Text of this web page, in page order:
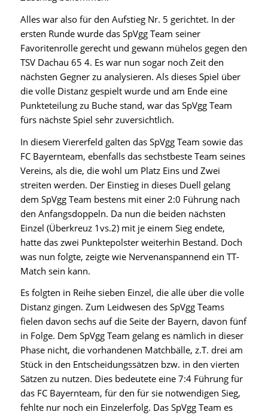
Alles war also für den Aufstieg Nr. 5 gerichtet. In der
ersten Runde wurde das SpVgg Team seiner
Favoritenrolle gerecht und gewann mühelos gegen den
TSV Dachau 65 4. Es war nun sogar noch Zeit den
nächsten Gegner zu analysieren. Als dieses Spiel über
die volle Distanz gespielt wurde und am Ende eine
Punkteteilung zu Buche stand, war das SpVgg Team
fürs nächste Spiel sehr zuversichtlich.
In diesem Viererfeld galten das SpVgg Team sowie das
FC Bayernteam, ebenfalls das sechstbeste Team seines
Vereins, als die, die wohl um Platz Eins und Zwei
streiten werden. Der Einstieg in dieses Duell gelang
dem SpVgg Team bestens mit einer 2:0 Führung nach
den Anfangsdoppeln. Da nun die beiden nächsten
Einzel (Überkreuz 1vs.2) mit je einem Sieg endete,
hatte das zwei Punktepolster weiterhin Bestand. Doch
was nun folgte, zeigte wie Nervenanspannend ein TT-
Match sein kann.
Es folgten in Reihe sieben Einzel, die alle über die volle
Distanz gingen. Zum Leidwesen des SpVgg Teams
fielen davon sechs auf die Seite der Bayern, davon fünf
in Folge. Dem SpVgg Team gelang es nämlich in dieser
Phase nicht, die vorhandenen Matchbälle, z.T. drei am
Stück in den Entscheidungssätzen bzw. in den vierten
Sätzen zu nutzen. Dies bedeutete eine 7:4 Führung für
das FC Bayernteam, für den für sie notwendigen Sieg,
fehlte nur noch ein Einzelerfolg. Das SpVgg Team es